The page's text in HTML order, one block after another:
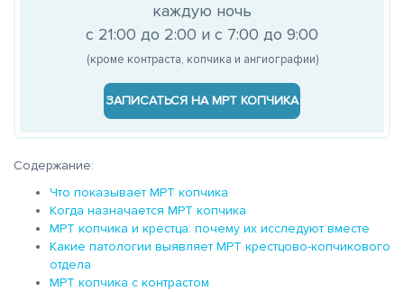
каждую ночь
с 21:00 до 2:00 и с 7:00 до 9:00
(кроме контраста, копчика и ангиографии)
ЗАПИСАТЬСЯ НА МРТ КОПЧИКА
Содержание:
Что показывает МРТ копчика
Когда назначается МРТ копчика
МРТ копчика и крестца: почему их исследуют вместе
Какие патологии выявляет МРТ крестцово-копчикового
отдела
МРТ копчика с контрастом